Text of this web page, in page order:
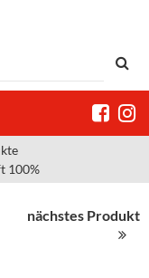
100%
nächstes Produkt